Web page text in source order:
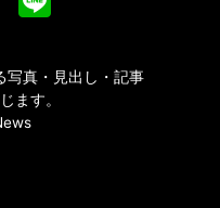
写真・見出し・記事
ます。